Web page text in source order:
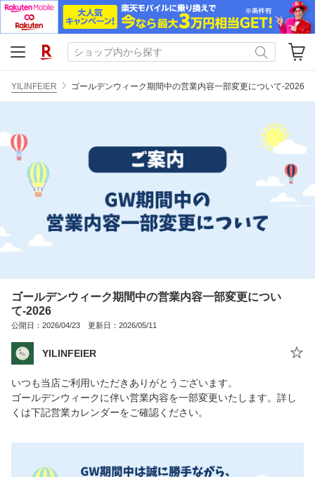
YILINFEIER ゴールデンウィーク期間中の営業内容一部変更について-2026
ゴールデンウィーク期間中の営業内容一部変更につい
て-2026
公開日：2026/04/23 更新日：2026/05/11
YILINFEIER
いつも当店ご利用いただきありがとうございます。
ゴールデンウィークに伴い営業内容を一部変更いたします。詳し
くは下記営業カレンダーをご確認ください。